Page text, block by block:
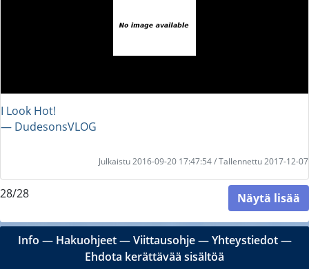
I Look Hot!
― DudesonsVLOG
Julkaistu 2016-09-20 17:47:54 / Tallennettu 2017-12-07
28/28 Näytä lisää
Info ― Hakuohjeet―Viittausohje―Yhteystiedot―
Ehdota kerättävää sisältöä